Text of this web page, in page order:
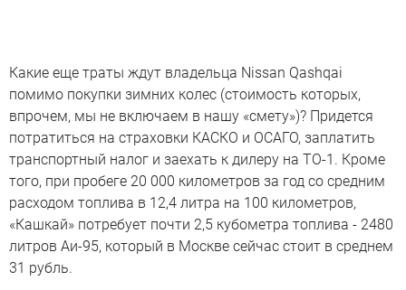
Какие еще траты ждут владельца Nissan Qashqai
помимо покупки зимних колес (стоимость которых,
впрочем, мы не включаем в нашу «смету»)? Придется
потратиться на страховки КАСКО и ОСАГО, заплатить
транспортный налог и заехать к дилеру на ТО-1. Кроме
того, при пробеге 20 000 километров за год со средним
расходом топлива в 12,4 литра на 100 километров,
«Кашкай» потребует почти 2,5 кубометра топлива - 2480
литров Аи-95, который в Москве сейчас стоит в среднем
31 рубль.